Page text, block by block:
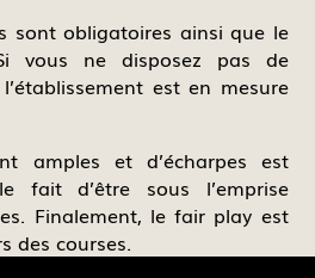
sont obligatoires ainsi que le
vous ne disposez pas de
est en mesure
amples et d’écharpes est
fait d’être sous l’emprise
Finalement, le fair play est
des courses.